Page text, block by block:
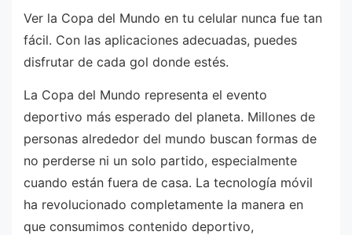
Ver la Copa del Mundo en tu celular nunca fue tan
fácil. Con las aplicaciones adecuadas, puedes
disfrutar de cada gol donde estés.
La Copa del Mundo representa el evento
deportivo más esperado del planeta. Millones de
personas alrededor del mundo buscan formas de
no perderse ni un solo partido, especialmente
cuando están fuera de casa. La tecnología móvil
ha revolucionado completamente la manera en
que consumimos contenido deportivo,